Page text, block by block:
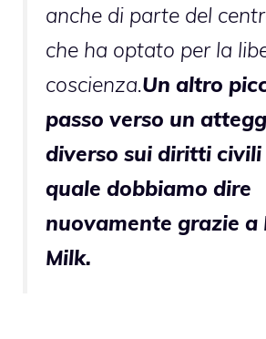
anche di parte del
che ha optato per la
coscienza.Un altro
passo verso un
diverso sui diritti civili
quale dobbiamo dire
nuovamente grazie a
Milk.